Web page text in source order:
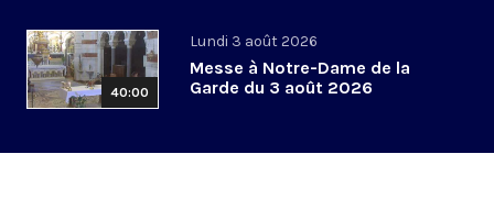
40:00
Lundi 3 août 2026
Messe à Notre-Dame de la
Garde du 3 août 2026